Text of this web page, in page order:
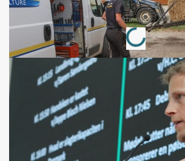
Annonce
Loading...